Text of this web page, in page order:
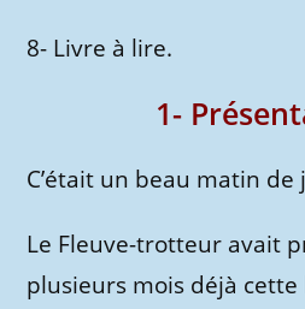
8- Livre à lire.
1-
C’était un beau matin de
Le Fleuve-trotteur avait
plusieurs mois déjà